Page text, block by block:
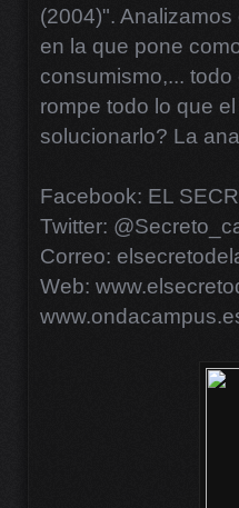
(2004)".
en la que pone
consumismo,...
rompe todo lo que
solucionarlo? La
Facebook: EL
Twitter:
Correo:
Web: